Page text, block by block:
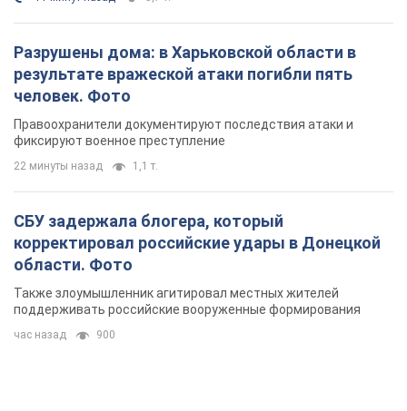
СБУ задержала блогера, который
корректировал российские удары в Донецкой
области. Фото
поддерживать российские вооруженные формирования